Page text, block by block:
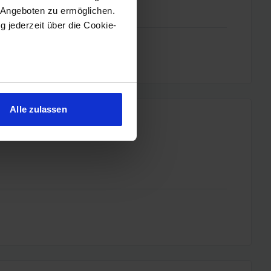
zu ermöglichen.
jederzeit über die Cookie-
können
Präferenzen im
Verwendung unserer
Rahmen Ihrer Nutzung
Alle zulassen